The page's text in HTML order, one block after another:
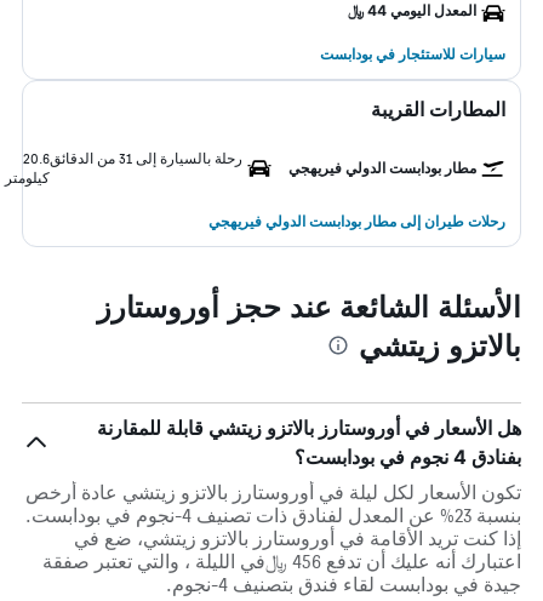
المعدل اليومي 44 ﷼
سيارات للاستئجار في بودابست
المطارات القريبة
مطار بودابست الدولي فيريهجي
رحلة بالسيارة إلى 31 من الدقائق
20.6
كيلومتر
رحلات طيران إلى مطار بودابست الدولي فيريهجي
الأسئلة الشائعة عند حجز أوروستارز
بالاتزو زيتشي
هل الأسعار في أوروستارز بالاتزو زيتشي قابلة للمقارنة
بفنادق 4 نجوم في بودابست؟
تكون الأسعار لكل ليلة في أوروستارز بالاتزو زيتشي عادة أرخص
بنسبة 23% عن المعدل لفنادق ذات تصنيف 4-نجوم في بودابست.
إذا كنت تريد الأقامة في أوروستارز بالاتزو زيتشي، ضع في
اعتبارك أنه عليك أن تدفع 456 ﷼في الليلة ، والتي تعتبر صفقة
جيدة في بودابست لقاء فندق بتصنيف 4-نجوم.